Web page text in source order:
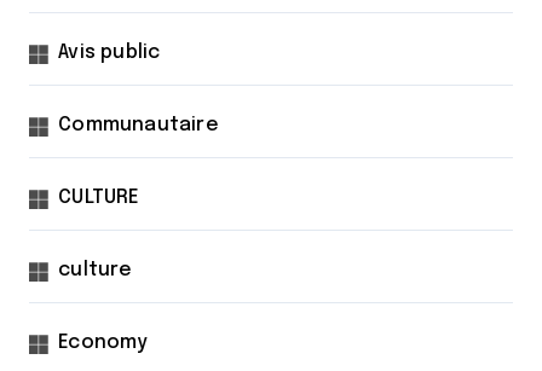
Avis public
Communautaire
CULTURE
culture
Economy